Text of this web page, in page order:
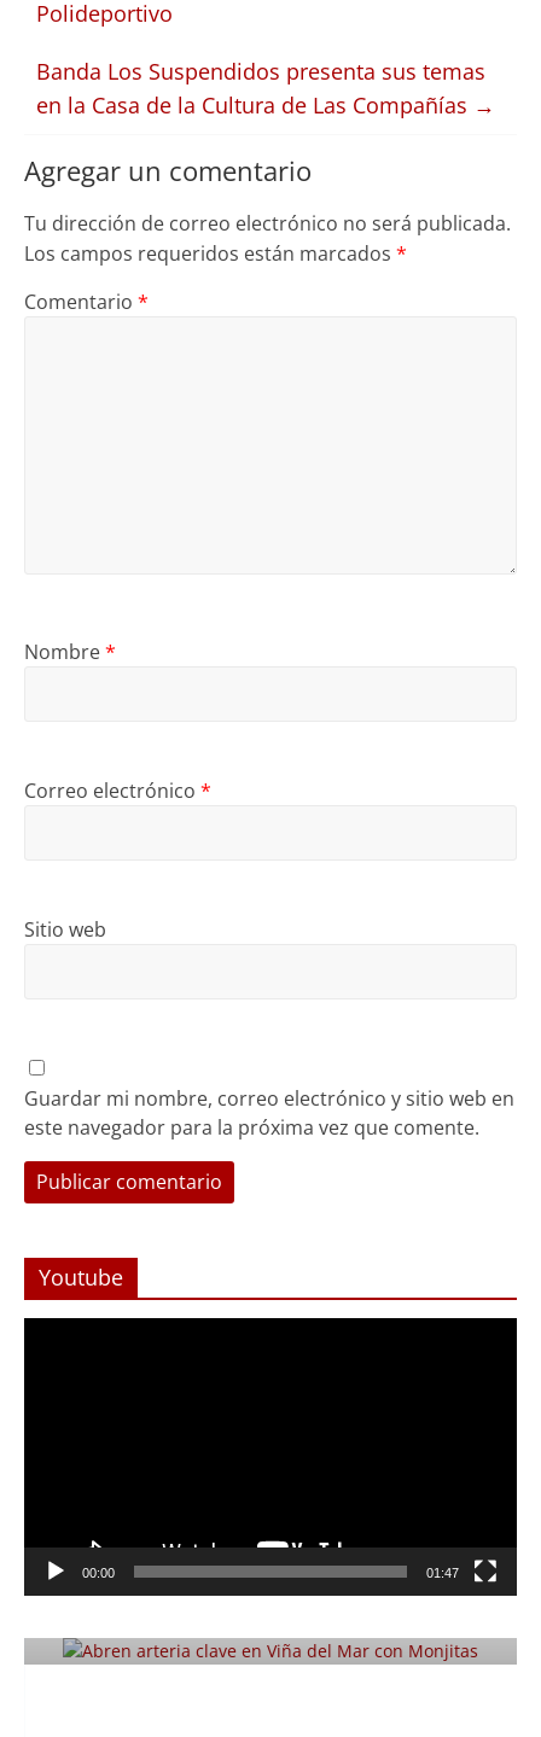
Polideportivo
Banda Los Suspendidos presenta sus temas
en la Casa de la Cultura de Las Compañías →
Agregar un comentario
Tu dirección de correo electrónico no será publicada.
Los campos requeridos están marcados *
Comentario *
Nombre*
Correo electrónico *
Sitio web
Guardar mi nombre, correo electrónico y sitio web en
este navegador para la próxima vez que comente.
Youtube
00:00 01:47
Abren arteria clave en Viña del Mar
con Monjitas